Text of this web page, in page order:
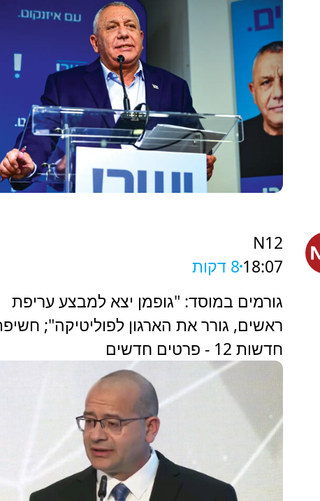
N12
18:07 8 דקות
גורמים במוסד: "גופמן יצא למבצע עריפת
ראשים, גורר את הארגון לפוליטיקה";
חדשות 12 - פרטים חדשים